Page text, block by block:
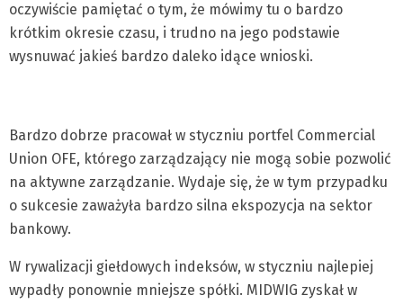
oczywiście pamiętać o tym, że mówimy tu o bardzo
krótkim okresie czasu, i trudno na jego podstawie
wysnuwać jakieś bardzo daleko idące wnioski.
Bardzo dobrze pracował w styczniu portfel Commercial
Union OFE, którego zarządzający nie mogą sobie pozwolić
na aktywne zarządzanie. Wydaje się, że w tym przypadku
o sukcesie zaważyła bardzo silna ekspozycja na sektor
bankowy.
W rywalizacji giełdowych indeksów, w styczniu najlepiej
wypadły ponownie mniejsze spółki. MIDWIG zyskał w